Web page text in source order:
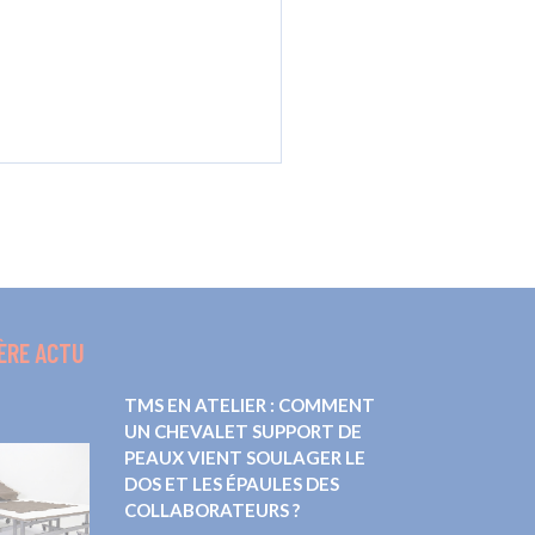
ACTU
TMS EN ATELIER : COMMENT
UN CHEVALET SUPPORT DE
PEAUX VIENT SOULAGER LE
DOS ET LES ÉPAULES DES
COLLABORATEURS ?